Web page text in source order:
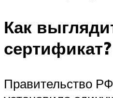
Как
сертификат?
Правительство